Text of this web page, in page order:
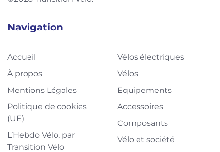
Navigation
Accueil
À propos
Mentions Légales
Politique de cookies
(UE)
L’Hebdo Vélo, par
Transition Vélo
Vélos électriques
Vélos
Equipements
Accessoires
Composants
Vélo et société